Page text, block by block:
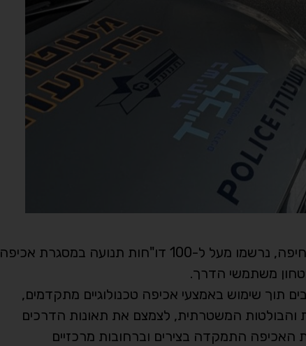
במסגרת מבצע תנועה רחב היקף שנערך בימים האחרונים בגזרת העיר חיפה, נרשמו מעל ל-100 דו"חות תנועה במסגרת אכיפה
משתמשי הדרך.
שימוש באמצעי אכיפה טכנולוגיים מתקדמים,
והבולטות המשטרתית, לצמצם את תאונות הדרכים
האכיפה התמקדה בצירים וברחובות מרכזיים